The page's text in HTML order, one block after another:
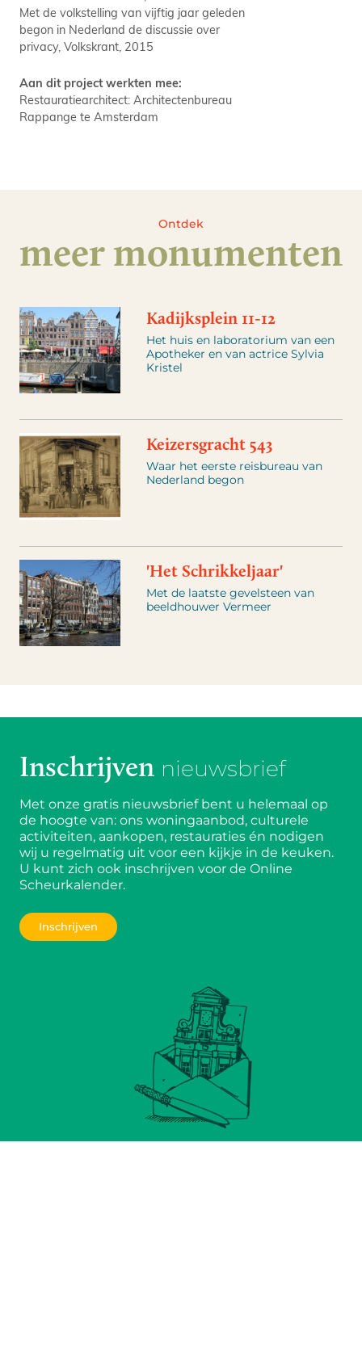
Met de volkstelling van vijftig jaar geleden
begon in Nederland de discussie over
privacy, Volkskrant, 2015
Aan dit project werkten mee:
Restauratiearchitect: Architectenbureau
Rappange te Amsterdam
Ontdek
meer monumenten
Kadijksplein 11-12
Het huis en laboratorium van een
Apotheker en van actrice Sylvia
Kristel
Keizersgracht 543
Waar het eerste reisbureau van
Nederland begon
'Het Schrikkeljaar'
Met de laatste gevelsteen van
beeldhouwer Vermeer
Inschrijven nieuwsbrief
Met onze gratis nieuwsbrief bent u helemaal op
de hoogte van: ons woningaanbod, culturele
activiteiten, aankopen, restauraties én nodigen
wij u regelmatig uit voor een kijkje in de keuken.
U kunt zich ook inschrijven voor de Online
Scheurkalender.
Inschrijven